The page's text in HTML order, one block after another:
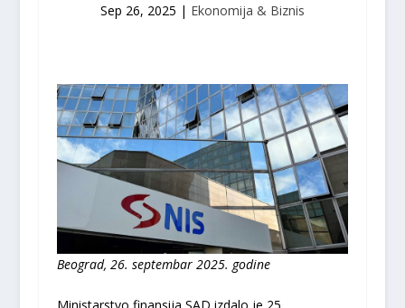
Sep 26, 2025 | Ekonomija & Biznis
Beograd, 26. septembar 2025. godine